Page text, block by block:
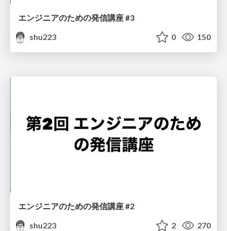
エンジニアのための発信講座 #3
shu223
0 150
エンジニアのための発信講座 #2
shu223
2 270